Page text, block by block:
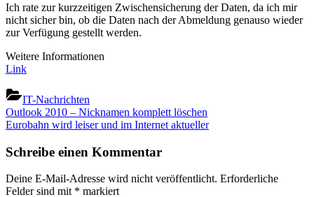
Ich rate zur kurzzeitigen Zwischensicherung der Daten, da ich mir
nicht sicher bin, ob die Daten nach der Abmeldung genauso wieder
zur Verfügung gestellt werden.
Weitere Informationen
Link
IT-Nachrichten
Beitragsnavigation
Previous
Post:
Outlook 2010 – Nicknamen komplett löschen
Next
Eurobahn wird leiser und im Internet aktueller
Schreibe einen Kommentar
Deine E-Mail-Adresse wird nicht veröffentlicht. Erforderliche
Felder sind mit * markiert